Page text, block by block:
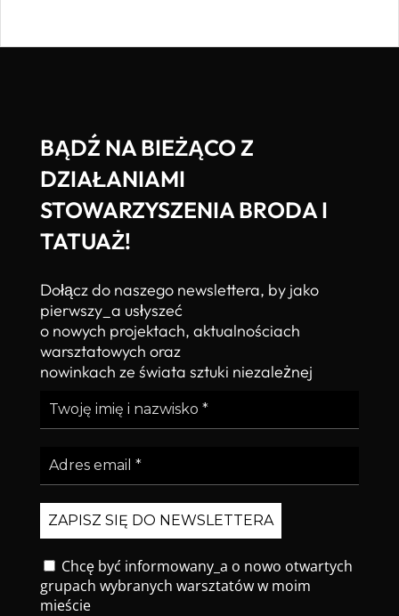
BĄDŹ NA BIEŻĄCO Z
DZIAŁANIAMI
STOWARZYSZENIA BRODA I
TATUAŻ!
Dołącz do naszego newslettera, by jako
pierwszy_a usłyszeć
o nowych projektach, aktualnościach
warsztatowych oraz
nowinkach ze świata sztuki niezależnej
Chcę być informowany_a o nowo otwartych
grupach wybranych warsztatów w moim
mieście